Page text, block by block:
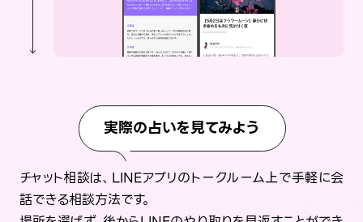
実際の占いを見てみよう
チャット相談は、LINEアプリのトークルーム上で手軽に会
話できる相談方法です。